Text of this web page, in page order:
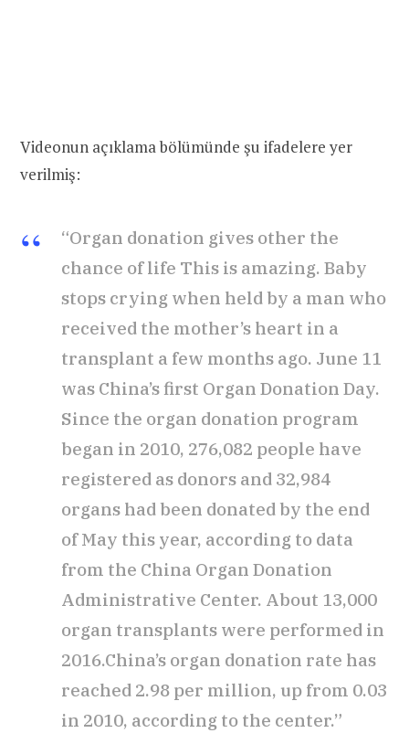
Videonun açıklama bölümünde şu ifadelere yer
verilmiş:
“Organ donation gives other the
chance of life This is amazing. Baby
stops crying when held by a man who
received the mother’s heart in a
transplant a few months ago. June 11
was China’s first Organ Donation Day.
Since the organ donation program
began in 2010, 276,082 people have
registered as donors and 32,984
organs had been donated by the end
of May this year, according to data
from the China Organ Donation
Administrative Center. About 13,000
organ transplants were performed in
2016.China’s organ donation rate has
reached 2.98 per million, up from 0.03
in 2010, according to the center.”